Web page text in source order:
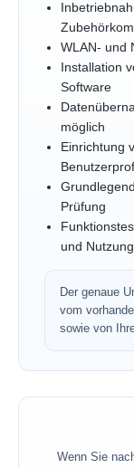
WLAN- und
Installation
Software
möglich
Einrichtung
Prüfung
und Nutzung
Der genaue
vom
sowie von
Wenn Sie